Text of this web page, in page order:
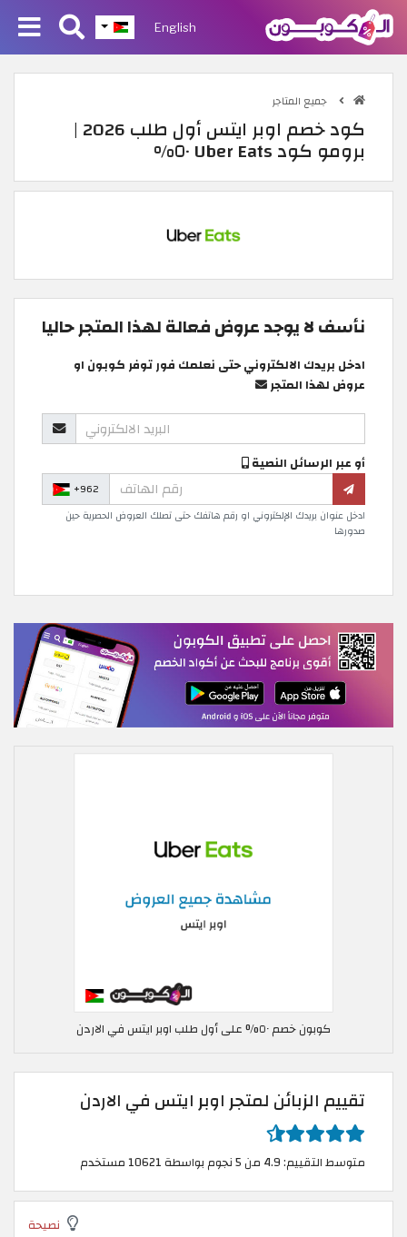
English
جميع المتاجر
كود خصم اوبر ايتس أول طلب 2026 |
برومو كود Uber Eats ٥٠%
نأسف لا يوجد عروض فعالة لهذا المتجر حاليا
ادخل بريدك الالكتروني حتى نعلمك فور توفر كوبون او
عروض لهذا المتجر
أو عبر الرسائل النصية
+962
ادخل عنوان بريدك الإلكتروني او رقم هاتفك حتى تصلك العروض الحصرية حين
صدورها
كوبون خصم ٥٠% على أول طلب اوبر ايتس في الاردن
تقييم الزبائن لمتجر اوبر ايتس في الاردن
متوسط التقييم: 4.9 من 5 نجوم بواسطة 10621 مستخدم
نصيحة